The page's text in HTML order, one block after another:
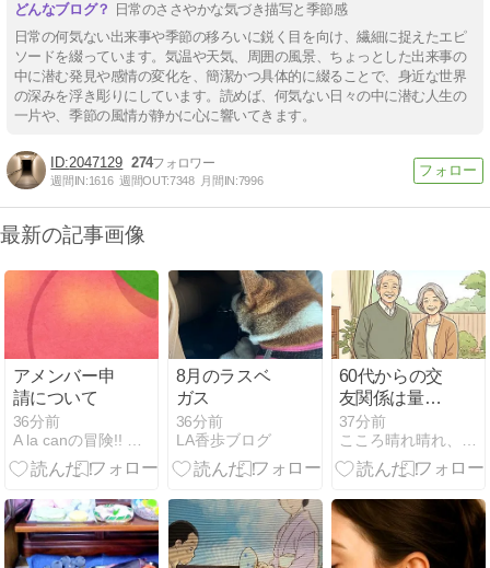
日常のささやかな気づき描写と季節感
日常の何気ない出来事や季節の移ろいに鋭く目を向け、繊細に捉えたエピ
ソードを綴っています。気温や天気、周囲の風景、ちょっとした出来事の
中に潜む発見や感情の変化を、簡潔かつ具体的に綴ることで、身近な世界
の深みを浮き彫りにしています。読めば、何気ない日々の中に潜む人生の
一片や、季節の風情が静かに心に響いてきます。
2047129 274
週間IN:1616 週間OUT:7348 月間IN:7996
最新の記事画像
アメンバー申
請について
36分前
8月のラスベ
ガス
36分前
LA香歩ブログ
60代からの交
友関係は量よ
り質！後悔し
ない5つの選
び方
37分前